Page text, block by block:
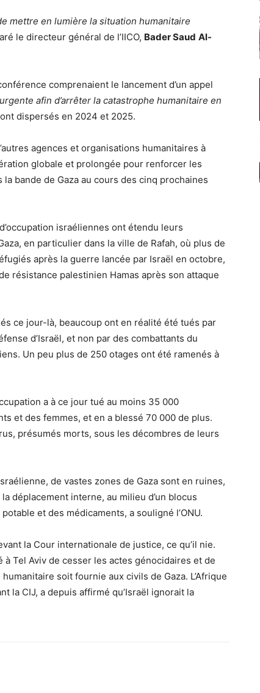
mettre en lumière la situation humanitaire
le directeur général de l’IICO, Bader Saud Al-
comprenaient le lancement d’un appel
afin d’arrêter la catastrophe humanitaire en
dispersés en 2024 et 2025.
agences et organisations humanitaires à
globale et prolongée pour renforcer les
bande de Gaza au cours des cinq prochaines
israéliennes ont étendu leurs
en particulier dans la ville de Rafah, où plus de
après la guerre lancée par Israël en octobre,
résistance palestinien Hamas après son attaque
ce jour-là, beaucoup ont en réalité été tués par
d’Israël, et non par des combattants du
Un peu plus de 250 otages ont été ramenés à
a à ce jour tué au moins 35 000
et des femmes, et en a blessé 70 000 de plus.
présumés morts, sous les décombres de leurs
de vastes zones de Gaza sont en ruines,
déplacement interne, au milieu d’un blocus
et des médicaments, a souligné l’ONU.
la Cour internationale de justice, ce qu’il nie.
Tel Aviv de cesser les actes génocidaires et de
soit fournie aux civils de Gaza. L’Afrique
la CIJ, a depuis affirmé qu’Israël ignorait la